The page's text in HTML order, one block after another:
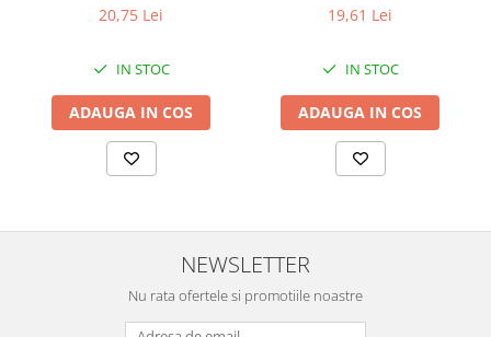
20,75 Lei
IN STOC
ADAUGA IN COS
19,61 Lei
IN STOC
ADAUGA IN COS
NEWSLETTER
Nu rata ofertele si promotiile noastre